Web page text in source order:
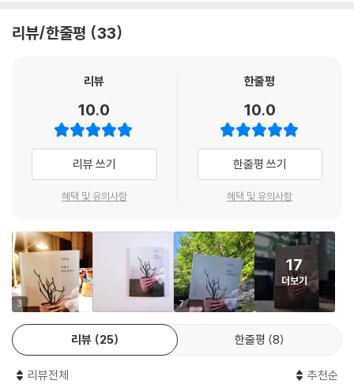
식재 디자인 노하우
영양 공급을 하는 이유
영양 공급이 필요한 경우
적절한 영양 공급 시기
영양제 공급 방법
[지지대 설치]
[전정과 정지(가지 치기)]
[월동 준비]
[이상 신호 알아채기(병충해)]
실내에서 생기기 쉬운 병충해의 종류
병충해가 아닌 증상
든다면 이 책의 도움을 받아 보세요.
■ 흙, 빛, 물, 바람, 온도, 습도.
이 책은 4단계의 플랜을 통해 식물과 서서히 친해지기를 제안합니다. 첫
번째 단계에서 나의 식물 생활을 돌아봤다면, 그다음으로는 식물에 대해
차근차근 알아볼 차례입니다. 흙, 빛, 물, 바람, 온도, 습도 등 식물을 둘러
싼 환경이 각각 어떤 역할을 하는지 알아보고 이들이 어떤 식으로 유기적
물에게 기본적인 환경을 갖춰주는데 어느 정도 익숙해진 단계에서는 분갈
이, 지지대 설치, 가지 치기, 영양 공급 등 조금 더 노력할 수 있는 것들을 하
나씩 시도해 볼 겁니다. 왠지 펜과 노트를 들고 앉아 공부해야 하는 딱딱한
정보들이 담겨 있을 거라 생각할 수 있지만, 최대한 식물의 삶을 우리네 삶
에 빗대어 표현하고 있기에 외우려고 하지 않아도 편하게 읽다 보면 자연
스레 내용을 이해하게 될 거예요.
다양한 이야기가 깃든 ‘서서히의 식물 기록’을 만나보세요
리뷰/한줄평 33
리뷰
10.0
리뷰 쓰기
혜택 및 유의사항
한줄평
10.0
한줄평 쓰기
혜택 및 유의사항
3 7
17
더보기
리뷰 25 한줄평 8
리뷰전체 추천순